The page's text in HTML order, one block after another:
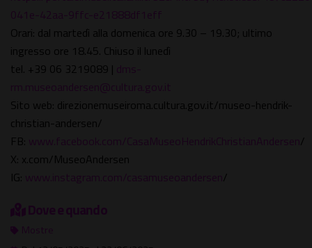
041e-42aa-9ffc-e21888df1eff
Orari: dal martedì alla domenica ore 9.30 – 19.30; ultimo
ingresso ore 18.45. Chiuso il lunedì
tel. +39 06 3219089 | dms-
rm.museoandersen@cultura.gov.it
Sito web: direzionemuseiroma.cultura.gov.it/museo-hendrik-
christian-andersen/
FB: www.facebook.com/CasaMuseoHendrikChristianAndersen/
X: x.com/MuseoAndersen
IG: www.instagram.com/casamuseoandersen/
Dove e quando
Mostre